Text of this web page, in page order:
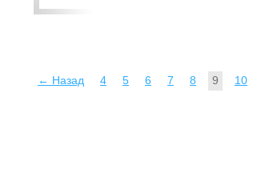
← Назад 4 5 6 7 8 9 10